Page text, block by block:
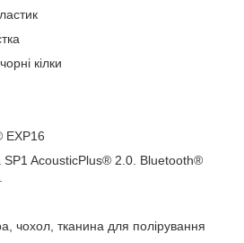
кілки
EXP16
SP1 AcousticPlus® 2.0. Bluetooth®
чохол, тканина для полірування